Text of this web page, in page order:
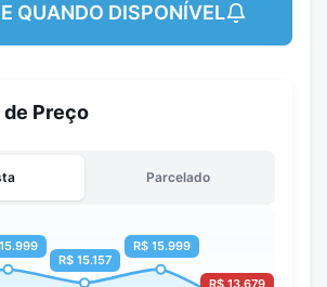
QUANDO DISPONÍVEL
Preço
Parcelado